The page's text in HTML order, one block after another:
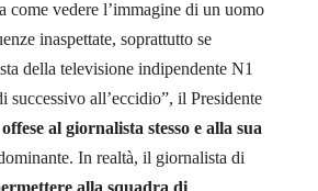
come vedere l’immagine di un uomo
inaspettate, soprattutto se
della televisione indipendente N1
all’eccidio”, il Presidente
al giornalista stesso e alla sua
In realtà, il giornalista di
alla squadra di